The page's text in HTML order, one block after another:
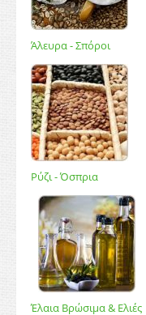
Άλευρα - Σπόροι
Ρύζι - Όσπρια
Έλαια Βρώσιμα & Ελιές